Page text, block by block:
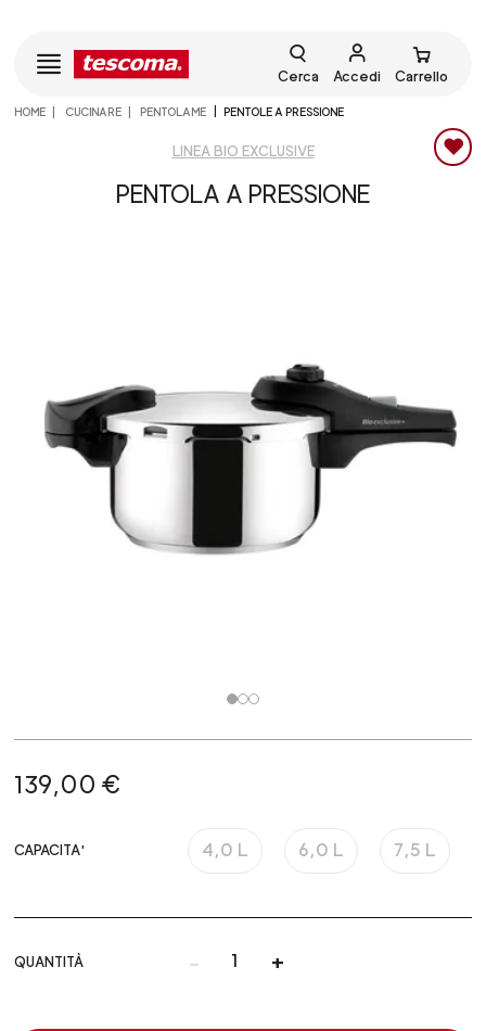
Cerca Accedi Carrello
HOME CUCINARE PENTOLAME PENTOLE A PRESSIONE
LINEA BIO EXCLUSIVE
PENTOLA A PRESSIONE
139,00 €
CAPACITA' 4,0 L 6,0 L 7,5 L
QUANTITÀ - +